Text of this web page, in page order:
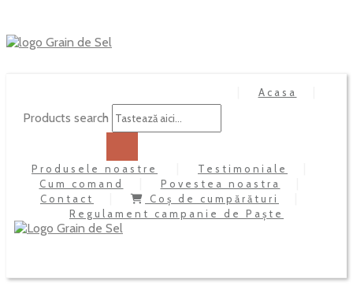
Products search
Acasa
Produsele noastre
Testimoniale
Cum comand
Povestea noastra
Contact
Coș de cumpărături
Regulament campanie de Paște